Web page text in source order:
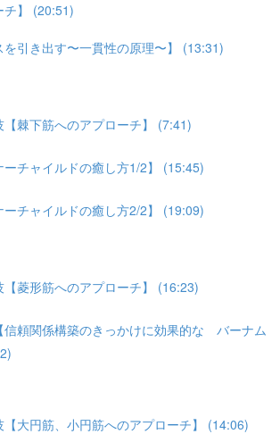
チ】 (20:51)
を引き出す〜一貫性の原理〜】 (13:31)
【棘下筋へのアプローチ】 (7:41)
ーチャイルドの癒し方1/2】 (15:45)
ーチャイルドの癒し方2/2】 (19:09)
【菱形筋へのアプローチ】 (16:23)
信頼関係構築のきっかけに効果的な バーナム
【大円筋、小円筋へのアプローチ】 (14:06)